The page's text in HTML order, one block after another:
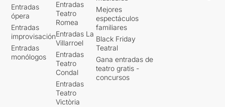
Entradas
ópera
Entradas
improvisación
Entradas
monólogos
Entradas
Teatro
Romea
Entradas La
Villarroel
Entradas
Teatro
Condal
Entradas
Teatro
Victòria
Mejores
espectáculos
familiares
Black Friday
Teatral
Gana entradas de
teatro gratis -
concursos